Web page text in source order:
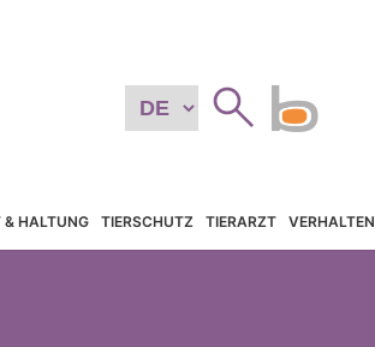
& HALTUNG TIERSCHUTZ TIERARZT VERHALTEN